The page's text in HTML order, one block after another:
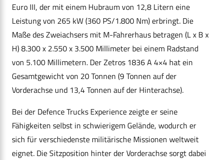
Euro III, der mit einem Hubraum von 12,8 Litern eine
Leistung von 265 kW (360 PS/1.800 Nm) erbringt. Die
Maße des Zweiachsers mit M-Fahrerhaus betragen (L x B x
H) 8.300 x 2.550 x 3.500 Millimeter bei einem Radstand
von 5.100 Millimetern. Der Zetros 1836 A 4×4 hat ein
Gesamtgewicht von 20 Tonnen (9 Tonnen auf der
Vorderachse und 13,4 Tonnen auf der Hinterachse).
Bei der Defence Trucks Experience zeigte er seine
Fähigkeiten selbst in schwierigem Gelände, wodurch er
sich für verschiedenste militärische Missionen weltweit
eignet. Die Sitzposition hinter der Vorderachse sorgt dabei